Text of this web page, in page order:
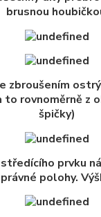
brusnou
zbroušením
to rovnoměrně z
špičky)
prvku
polohy.